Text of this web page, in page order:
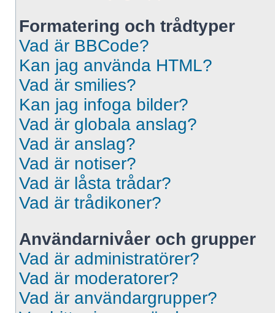
Formatering och trådtyper
Vad är BBCode?
Kan jag använda HTML?
Vad är smilies?
Kan jag infoga bilder?
Vad är globala anslag?
Vad är anslag?
Vad är notiser?
Vad är låsta trådar?
Vad är trådikoner?
Användarnivåer och grupper
Vad är administratörer?
Vad är moderatorer?
Vad är användargrupper?